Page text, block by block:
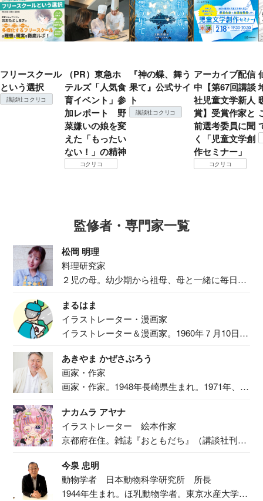
フリースクール
という選択
講談社コクリコ
（PR）東急ホ
テルズ「人気食
育イベント」参
加レポート 野
菜嫌いの娘を変
えた「もったい
ない！」の精神
コクリコ
『神の蝶、舞う
果て』公式サイ
ト
講談社コクリコ
アーカイブ配信
中【第67回講談
社児童文学新人
賞】受賞作家と
前選考委員に聞
く「児童文学創
作セミナー」
コクリコ
監修者・専門家一覧
松岡 明理
料理研究家
２児の母。幼少期から祖母、母と一緒に毎日の
まるはま
イラストレーター・漫画家
イラストレーター＆漫画家。1960年７月10日生
あきやま かぜさぶろう
画家・作家
画家・作家。1948年長崎県生まれ。1971年、
ナカムラ アヤナ
イラストレーター 絵本作家
京都府在住。雑誌『おともだち』（講談社刊）
今泉 忠明
動物学者 日本動物科学研究所 所長
1944年生まれ。ほ乳動物学者。東京水産大学卒